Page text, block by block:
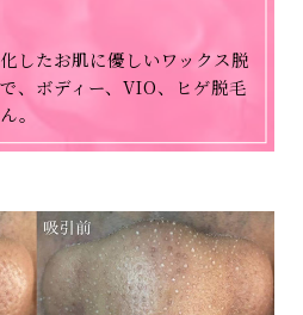
したお肌に優しいワックス脱
、ボディー、VIO、ヒゲ脱毛
。